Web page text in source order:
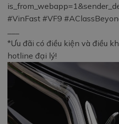
#VinFast #VF9
*Ưu đãi có điều kiện và điều
hotline đại lý!